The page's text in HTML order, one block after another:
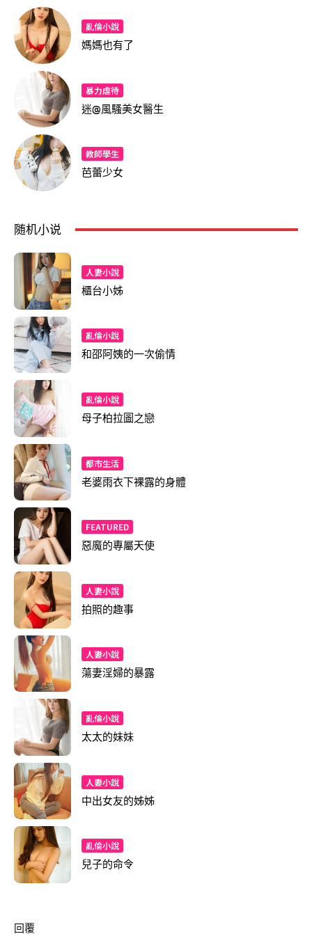
亂倫小說
媽媽也有了
暴力虐待
迷@風騷美女醫生
教師學生
芭蕾少女
随机小说
人妻小說
櫃台小姊
亂倫小說
和邵阿姨的一次偷情
亂倫小說
母子柏拉圖之戀
都市生活
老婆雨衣下裸露的身體
FEATURED
惡魔的專屬天使
人妻小說
拍照的趣事
人妻小說
蕩妻淫婦的暴露
亂倫小說
太太的妹妹
人妻小說
中出女友的姊姊
亂倫小說
兒子的命令
回覆